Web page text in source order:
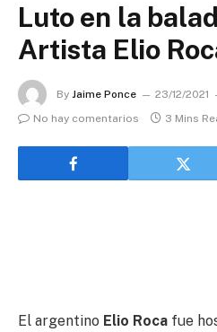
Luto en la
Artista Elio
By Jaime Ponce 23/12/2021
No hay comentarios
3 Mins
El argentino Elio Roca fue